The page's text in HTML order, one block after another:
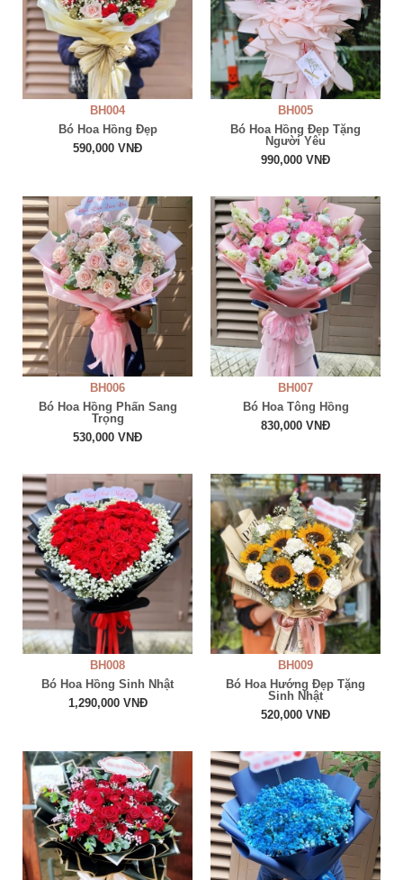
BH004
Bó Hoa Hồng Đẹp
590,000 VNĐ
BH005
Bó Hoa Hồng Đẹp Tặng
Người Yêu
990,000 VNĐ
BH006
Bó Hoa Hồng Phấn Sang
Trọng
530,000 VNĐ
BH007
Bó Hoa Tông Hồng
830,000 VNĐ
BH008
Bó Hoa Hồng Sinh Nhật
1,290,000 VNĐ
BH009
Bó Hoa Hướng Đẹp Tặng
Sinh Nhật
520,000 VNĐ